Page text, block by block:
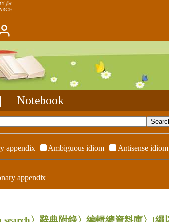
Notebook
appendix Ambiguous idiom Antisense idiom
appendix
search〉辭典附錄〉編輯總資料庫〉 [繩